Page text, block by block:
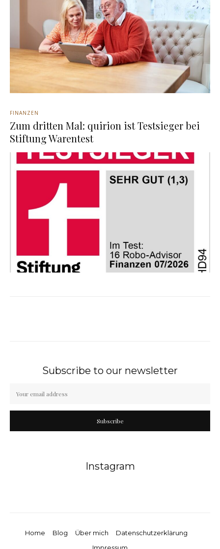
FINANZEN
Zum dritten Mal: quirion ist Testsieger bei
Stiftung Warentest
Subscribe to our newsletter
Subscribe
Instagram
Home Blog Über mich
Datenschutzerklärung